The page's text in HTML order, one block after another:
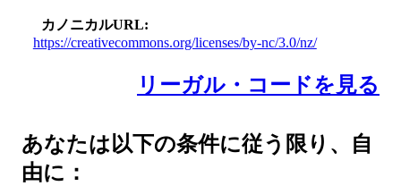
カノニカルURL
https://creativecommons.org/licenses/by-nc/3.0/nz/
リーガル・コードを見る
あなたは以下の条件に従う限り、自
由に：